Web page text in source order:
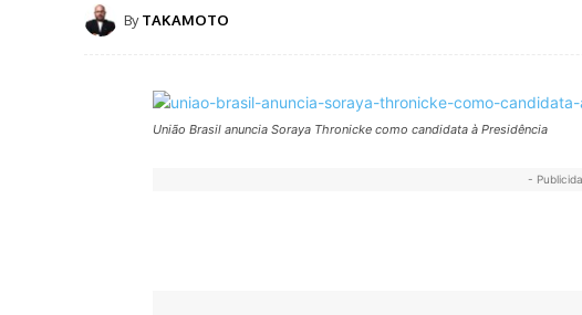
By TAKAMOTO
União Brasil anuncia Soraya Thronicke como candidata à Presidência
-